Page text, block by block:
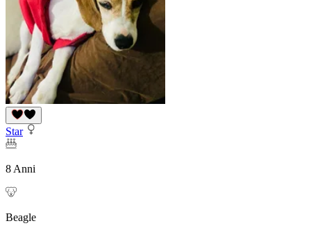
Star
8 Anni
Beagle